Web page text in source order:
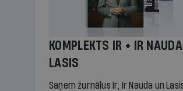
KOMPLEKTS IR + IR
LASIS
Saņem žurnālus Ir, Ir Nauda un